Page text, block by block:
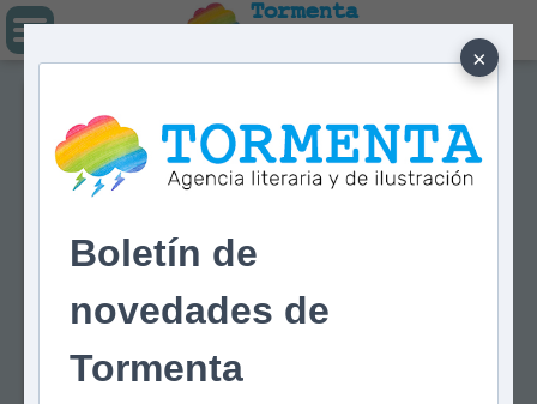
×
Boletín de
novedades de
Tormenta
Tormenta